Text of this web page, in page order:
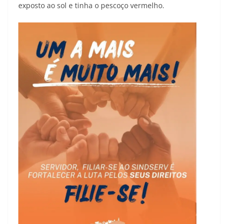
exposto ao sol e tinha o pescoço vermelho.